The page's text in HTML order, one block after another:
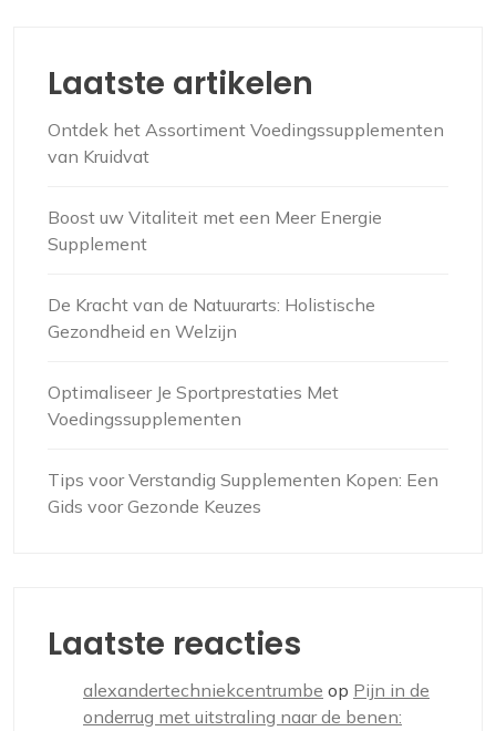
Laatste artikelen
Ontdek het Assortiment Voedingssupplementen
van Kruidvat
Boost uw Vitaliteit met een Meer Energie
Supplement
De Kracht van de Natuurarts: Holistische
Gezondheid en Welzijn
Optimaliseer Je Sportprestaties Met
Voedingssupplementen
Tips voor Verstandig Supplementen Kopen: Een
Gids voor Gezonde Keuzes
Laatste reacties
alexandertechniekcentrumbe op Pijn in de
onderrug met uitstraling naar de benen: